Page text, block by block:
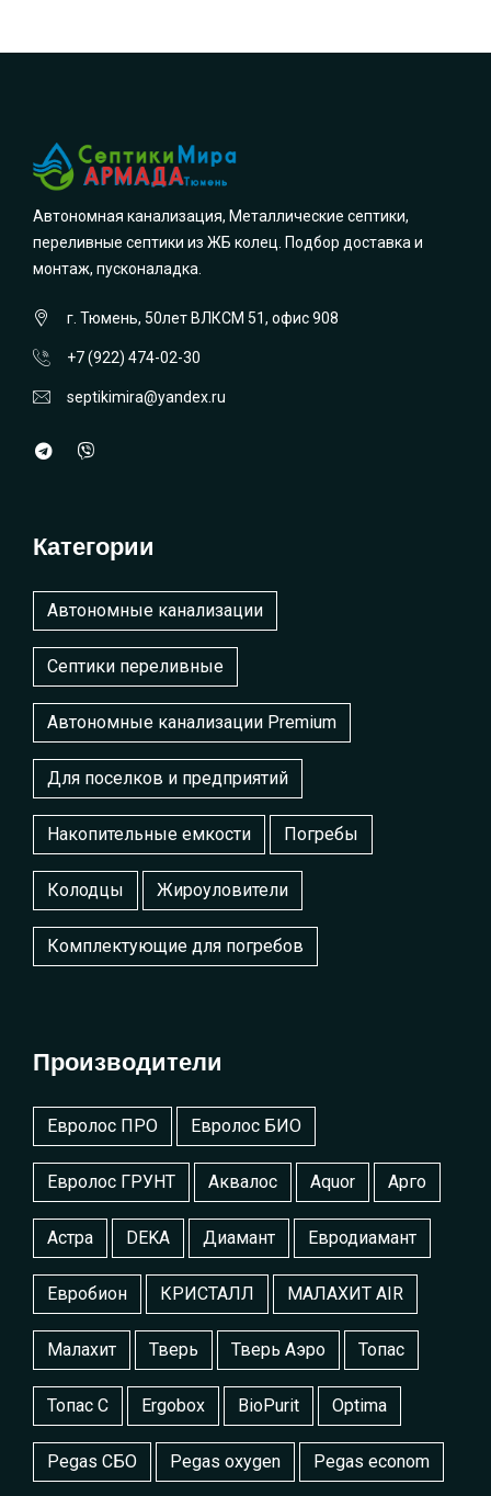
Автономная канализация, Металлические септики,
переливные септики из ЖБ колец. Подбор доставка и
монтаж, пусконаладка.
г. Тюмень, 50лет ВЛКСМ 51, офис 908
+7 (922) 474-02-30
septikimira@yandex.ru
Категории
Автономные канализации
Септики переливные
Автономные канализации Premium
Для поселков и предприятий
Накопительные емкости Погребы
Колодцы Жироуловители
Комплектующие для погребов
Производители
Евролос ПРО Евролос БИО
Евролос ГРУНТ Аквалос Aquor Арго
Астра DEKA Диамант Евродиамант
Евробион КРИСТАЛЛ МАЛАХИТ AIR
Малахит Тверь Тверь Аэро Топас
Топас С Ergobox BioPurit Optima
Pegas СБО Pegas oxygen Pegas econom